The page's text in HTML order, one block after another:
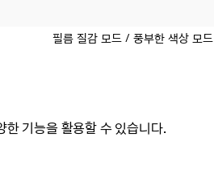
필름 질감 모드 / 풍부한 색상 모드
한 기능을 활용할 수 있습니다.